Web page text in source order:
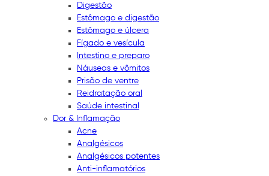
Digestão
Estômago e digestão
Estômago e úlcera
Fígado e vesícula
Intestino e preparo
Náuseas e vômitos
Prisão de ventre
Reidratação oral
Saúde intestinal
Dor & Inflamação
Acne
Analgésicos
Analgésicos potentes
Anti-inflamatórios